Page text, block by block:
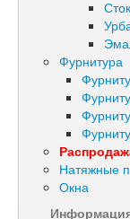
Фурнитура
Натяжные
Окна